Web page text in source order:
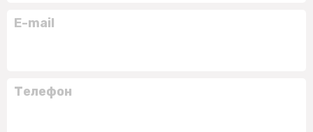
E-mail
Телефон